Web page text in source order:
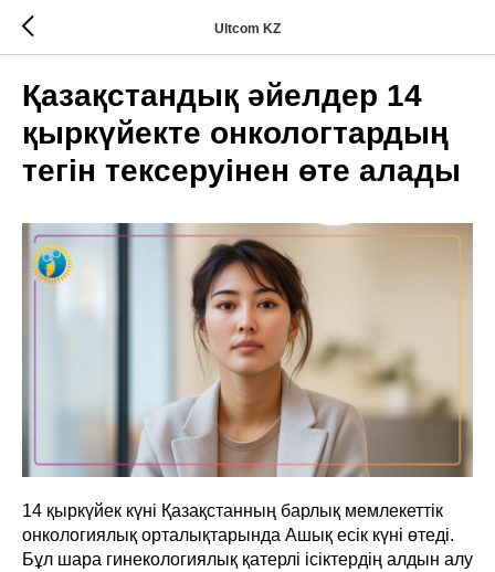
Ultcom KZ
Қазақстандық әйелдер 14
қыркүйекте онкологтардың
тегін тексеруінен өте алады
14 қыркүйек күні Қазақстанның барлық мемлекеттік
онкологиялық орталықтарында Ашық есік күні өтеді.
Бұл шара гинекологиялық қатерлі ісіктердің алдын алу